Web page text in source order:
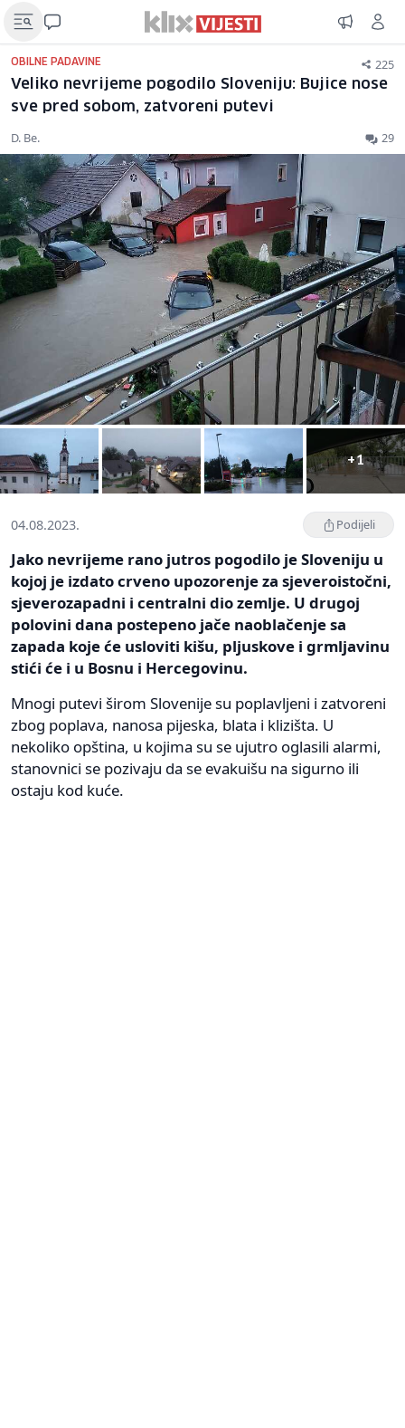
OBILNE PADAVINE 225
Veliko nevrijeme pogodilo Sloveniju: Bujice nose
sve pred sobom, zatvoreni putevi
D. Be. 29
+1
04.08.2023. Podijeli
Jako nevrijeme rano jutros pogodilo je Sloveniju u
kojoj je izdato crveno upozorenje za sjeveroistočni,
sjeverozapadni i centralni dio zemlje. U drugoj
polovini dana postepeno jače naoblačenje sa
zapada koje će usloviti kišu, pljuskove i grmljavinu
stići će i u Bosnu i Hercegovinu.
Mnogi putevi širom Slovenije su poplavljeni i zatvoreni
zbog poplava, nanosa pijeska, blata i klizišta. U
nekoliko opština, u kojima su se ujutro oglasili alarmi,
stanovnici se pozivaju da se evakuišu na sigurno ili
ostaju kod kuće.